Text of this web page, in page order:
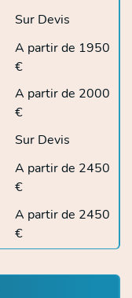
Sur Devis
A partir de 1950
€
A partir de 2000
€
Sur Devis
A partir de 2450
€
A partir de 2450
€